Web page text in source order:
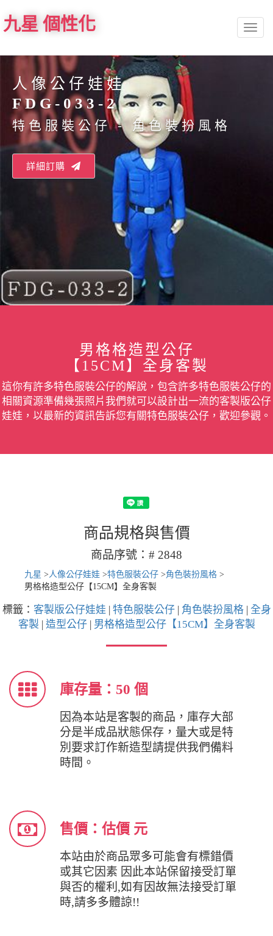
Toggle
九星 個性化
人像公仔娃娃
FDG-033-2
特色服裝公仔 - 角色裝扮風格
詳細訂購
男格格造型公仔
【15CM】全身客製
這你有許多特色服裝公仔的解說，包含許多特色服裝公仔的
相關資源準備幾張照片我們就可以設計出一流的客製版公仔
娃娃，以最新的資訊告訴您有關特色服裝公仔，歡迎參觀。
商品規格與售價
商品序號：# 2848
九星 >人像公仔娃娃 >特色服裝公仔 >角色裝扮風格 >
男格格造型公仔【15CM】全身客製
標籤： 客製版公仔娃娃 | 特色服裝公仔| 角色裝扮風格| 全身
客製 | 造型公仔| 男格格造型公仔【15CM】全身客製
庫存量：50 個
因為本站是客製的商品，庫存大部
分是半成品狀態保存，量大或是特
別要求訂作新造型請提供我們備料
時間。
售價：估價 元
本站由於商品眾多可能會有標錯價
或其它因素 因此本站保留接受訂單
與否的權利,如有因故無法接受訂單
時,請多多體諒!!